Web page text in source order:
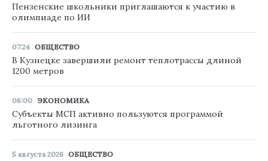
Пензенские школьники приглашаются к участию в
олимпиаде по ИИ
07:24 ОБЩЕСТВО
В Кузнецке завершили ремонт теплотрассы длиной
1200 метров
06:00 ЭКОНОМИКА
Субъекты МСП активно пользуются программой
льготного лизинга
5 августа 2026 ОБЩЕСТВО